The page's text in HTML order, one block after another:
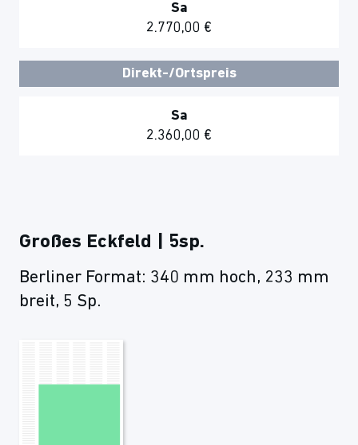
Sa
2.770,00 €
Direkt-/Ortspreis
Sa
2.360,00 €
Großes Eckfeld | 5sp.
Berliner Format: 340 mm hoch, 233 mm
breit, 5 Sp.